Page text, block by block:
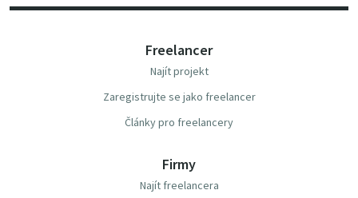
Freelancer
Najít projekt
Zaregistrujte se jako freelancer
Články pro freelancery
Firmy
Najít freelancera